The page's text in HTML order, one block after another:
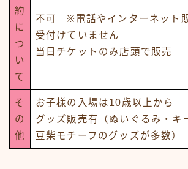
約
に
つ
い
て
不可 ※電話やインターネット
受付けていません
当日チケットのみ店頭で販売
そ
の
他
お子様の入場は10歳以上から
グッズ販売有（ぬいぐるみ・キ
豆柴モチーフのグッズが多数）